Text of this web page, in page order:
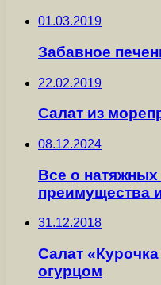
01.03.2019
Забавное
22.02.2019
Салат из
08.12.2024
Все о натяжных
преимущества
31.12.2018
Салат
огурцом